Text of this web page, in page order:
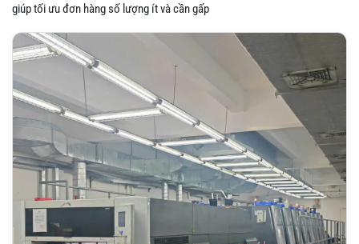
giúp tối ưu đơn hàng số lượng ít và cần gấp